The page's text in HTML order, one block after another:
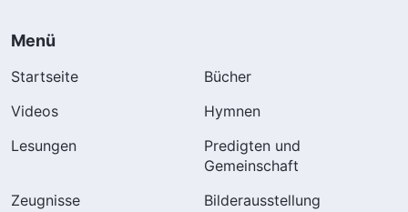
Menü
Startseite
Bücher
Videos
Hymnen
Lesungen
Predigten und
Gemeinschaft
Zeugnisse
Bilderausstellung